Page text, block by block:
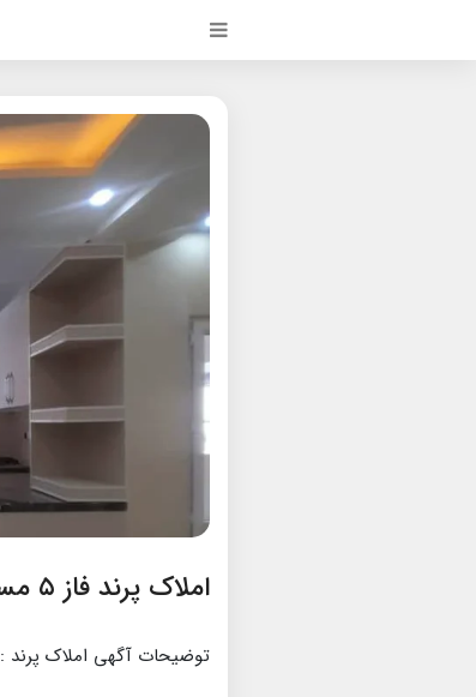
املاک پرند فاز ۵ مسکن مهر کوزو ۵
توضیحات آگهی املاک پرند :